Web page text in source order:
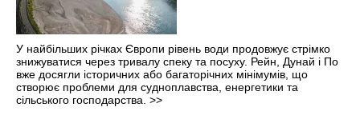
У найбільших річках Європи рівень води продовжує стрімко
знижуватися через тривалу спеку та посуху. Рейн, Дунай і По
вже досягли історичних або багаторічних мінімумів, що
створює проблеми для судноплавства, енергетики та
сільського господарства. >>